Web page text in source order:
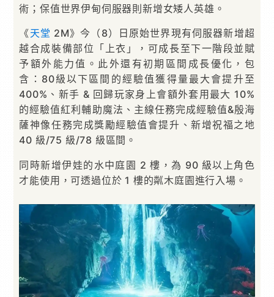
術；保值世界伊甸伺服器則新增女矮人英雄。
《天堂 2M》今（8）日原始世界現有伺服器新增超
越合成裝備部位「上衣」，可成長至下一階段並賦
予額外能力值。此外還有初期區間成長優化，包
含：80級以下區間的經驗值獲得量最大會提升至
400%、新手 & 回歸玩家身上會額外套用最大 10%
的經驗值紅利輔助魔法、主線任務完成經驗值&殷海
薩神像任務完成獎勵經驗值會提升、新增祝福之地
40 級/75 級/78 級區間。
同時新增伊娃的水中庭園 2 樓，為 90 級以上角色
才能使用，可透過位於 1 樓的粼木庭園進行入場。